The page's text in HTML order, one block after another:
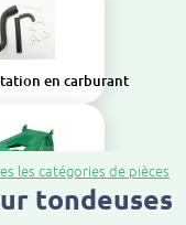
en carburant
les catégories de pièces
tondeuses